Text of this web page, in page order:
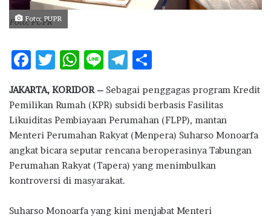
Foto; PUPR
Foto; PUPR
F
e
b
o
o
k
T
it
te
r
W
at
s
A
p
p
Li
e
T
e
g
ra
m
ar
e
JAKARTA, KORIDOR – Sebagai penggagas program Kredit
Pemilikan Rumah (KPR) subsidi berbasis Fasilitas
Likuiditas Pembiayaan Perumahan (FLPP), mantan
Menteri Perumahan Rakyat (Menpera) Suharso Monoarfa
angkat bicara seputar rencana beroperasinya Tabungan
Perumahan Rakyat (Tapera) yang menimbulkan
kontroversi di masyarakat.
Suharso Monoarfa yang kini menjabat Menteri